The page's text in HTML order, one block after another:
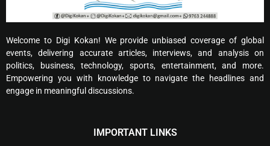
Welcome to Digi Kokan! We provide unbiased coverage of global
events, delivering accurate articles, interviews, and analysis on
politics, business, technology, sports, entertainment, and more.
Empowering you with knowledge to navigate the headlines and
engage in meaningful discussions.
IMPORTANT LINKS